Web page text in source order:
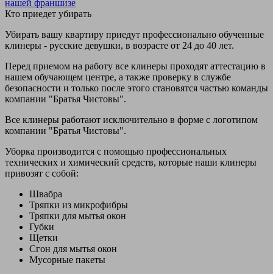
нашей франшизе
Кто приедет убирать
Убирать вашу квартиру приедут профессионально обученные
клинеры - русские девушки, в возрасте от 24 до 40 лет.
Перед приемом на работу все клинеры проходят аттестацию в
нашем обучающем центре, а также проверку в службе
безопасности и только после этого становятся частью команды
компании "Братья Чистовы".
Все клинеры работают исключительно в форме с логотипом
компании "Братья Чистовы".
Уборка производится с помощью профессиональных
технических и химический средств, которые наши клинеры
привозят с собой:
Швабра
Тряпки из микрофибры
Тряпки для мытья окон
Губки
Щетки
Сгон для мытья окон
Мусорные пакеты